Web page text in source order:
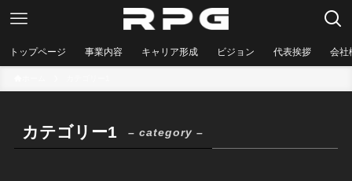
トップページ 事業内容 キャリア形成 ビジョン 代表挨拶 会社
カテゴリー1 – category –